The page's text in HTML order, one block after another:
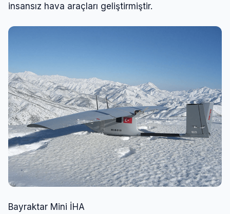
insansız hava araçları geliştirmiştir.
Bayraktar Mini İHA